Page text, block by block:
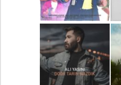
دانلود آهنگ جدید فرزاد
فرزین بنام آتیش